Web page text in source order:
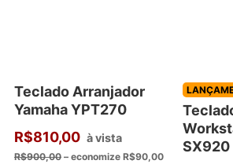
Teclado Arranjador
Yamaha YPT270
R$810,00 à vista
R$900,00 – economize R$90,00
SX920